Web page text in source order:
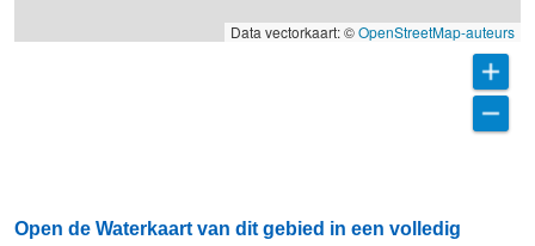
Data vectorkaart: ©OpenStreetMap-auteurs
Open de Waterkaart van dit gebied in een volledig